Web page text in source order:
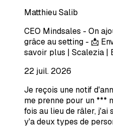
Matthieu Salib
CEO Mindsales - On
grâce au setting - 📩
savoir plus | Scalezia |
22 juil. 2026
Je reçois une notif
me prenne pour un ***
fois au lieu de râler, j'ai
y'a deux types de